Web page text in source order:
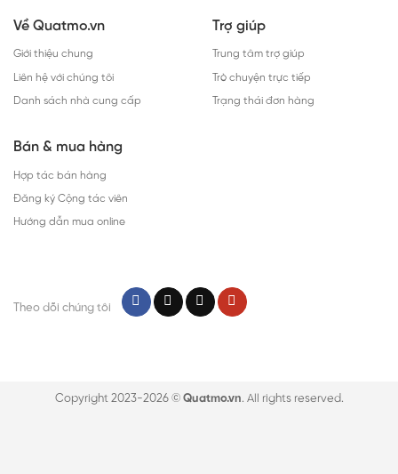
Về Quatmo.vn
Giới thiệu chung
Liên hệ với chúng tôi
Danh sách nhà cung cấp
Trợ giúp
Trung tâm trợ giúp
Trò chuyện trực tiếp
Trạng thái đơn hàng
Bán & mua hàng
Hợp tác bán hàng
Đăng ký Cộng tác viên
Hướng dẫn mua online
Theo dõi chúng tôi
Copyright 2023-2026 © Quatmo.vn. All rights reserved.